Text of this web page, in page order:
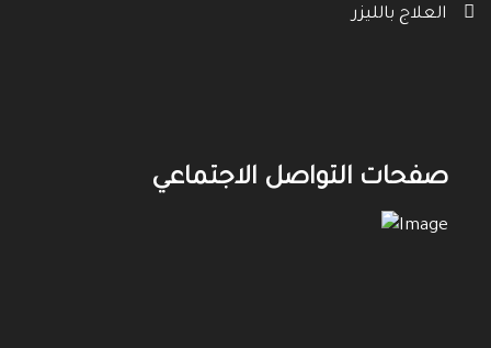
العلاج بالليزر
صفحات التواصل الاجتماعي